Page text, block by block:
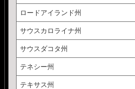
ロードアイランド州
サウスカロライナ州
サウスダコタ州
テネシー州
テキサス州